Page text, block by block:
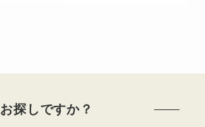
お探しですか？